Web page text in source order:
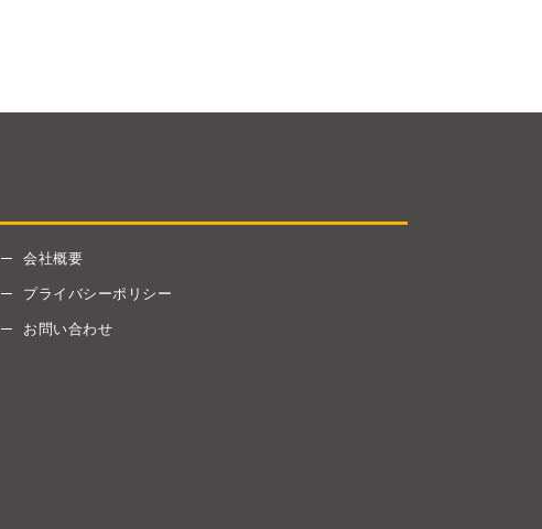
会社概要
プライバシーポリシー
お問い合わせ